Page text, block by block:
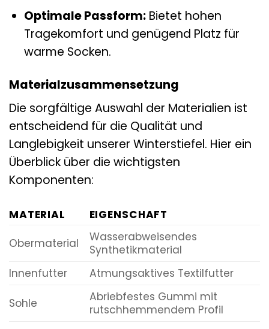
Optimale Passform:Bietet hohen
Tragekomfort und genügend Platz für
warme Socken.
Materialzusammensetzung
Die sorgfältige Auswahl der Materialien ist
entscheidend für die Qualität und
Langlebigkeit unserer Winterstiefel. Hier ein
Überblick über die wichtigsten
Komponenten:
MATERIAL
EIGENSCHAFT
Obermaterial
Wasserabweisendes
Synthetikmaterial
Innenfutter
Atmungsaktives Textilfutter
Sohle
Abriebfestes Gummi mit
rutschhemmendem Profil